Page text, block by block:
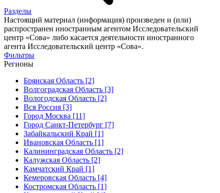
Разделы
Настоящий материал (информация) произведен и (или)
распространен иностранным агентом Исследовательский
центр «Сова» либо касается деятельности иностранного
агента Исследовательский центр «Сова».
Фильтры
Регионы
Брянская Область [2]
Волгоградская Область [3]
Вологодская Область [2]
Вся Россия [3]
Город Москва [11]
Город Санкт-Петербург [7]
Забайкальский Край [1]
Ивановская Область [1]
Калининградская Область [2]
Калужская Область [2]
Камчатский Край [1]
Кемеровская Область [4]
Костромская Область [1]